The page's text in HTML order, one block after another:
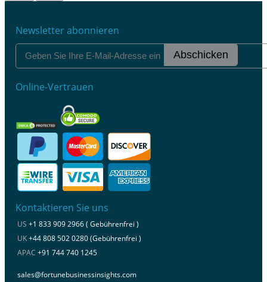
Newsletter abonnieren
Abschicken
Online-Vertrauen
Kontaktieren Sie uns
US +1 833 909 2966 ( Gebührenfrei )
UK+44 808 502 0280 (Gebührenfrei )
APAC +91 744 740 1245
sales@fortunebusinessinsights.com